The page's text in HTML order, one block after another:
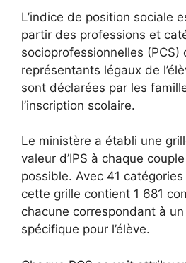
L’indice de position sociale
partir des professions et
socioprofessionnelles (PCS)
représentants légaux de
sont déclarées par les
l’inscription scolaire.
Le ministère a établi une
valeur d’IPS à chaque
possible. Avec 41
cette grille contient 1 681
chacune correspondant à un
spécifique pour l’élève.